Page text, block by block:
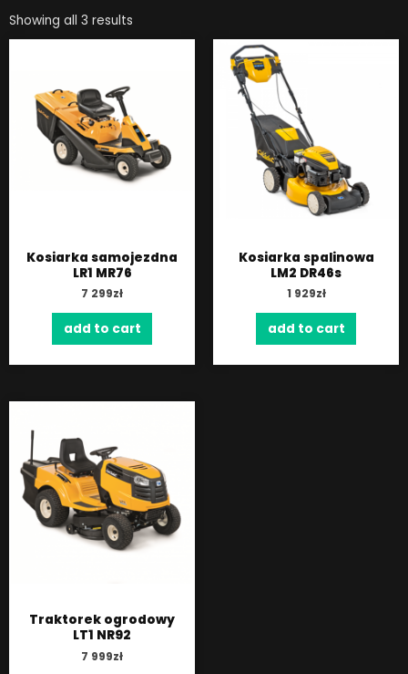
Showing all 3 results
Kosiarka samojezdna
LR1 MR76
7 299zł
add to cart
Kosiarka spalinowa
LM2 DR46s
1 929zł
add to cart
Traktorek ogrodowy
LT1 NR92
7 999zł